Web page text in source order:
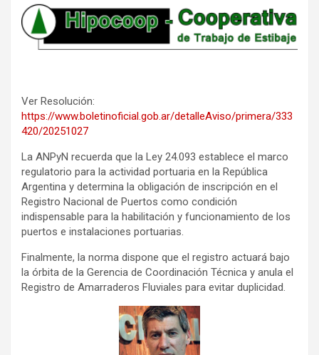
Ver Resolución:
https://www.boletinoficial.gob.ar/detalleAviso/primera/333
420/20251027
La ANPyN recuerda que la Ley 24.093 establece el marco
regulatorio para la actividad portuaria en la República
Argentina y determina la obligación de inscripción en el
Registro Nacional de Puertos como condición
indispensable para la habilitación y funcionamiento de los
puertos e instalaciones portuarias.
Finalmente, la norma dispone que el registro actuará bajo
la órbita de la Gerencia de Coordinación Técnica y anula el
Registro de Amarraderos Fluviales para evitar duplicidad.